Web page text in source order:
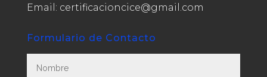
Email: certificacioncice@gmail.com
Formulario de Contacto